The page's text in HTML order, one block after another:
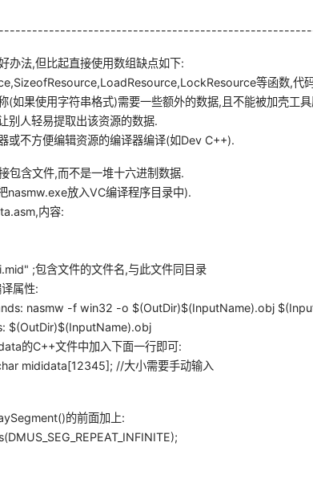
办法,但比起直接使用数组缺点如下:
等函数,代
(如果使用字符串格式)需要一些额外的数据,且不能被加壳工
别人轻易提取出该资源的数据.
或不方便编辑资源的编译器编译(如Dev C++).
包含文件,而不是一堆十六进制数据.
nasmw.exe放入VC编译程序目录中).
内容:
;包含文件的文件名,与此文件同目录
属性:
nasmw -f win32 -o $(OutDir)$(InputName).obj
$(OutDir)$(InputName).obj
的C++文件中加入下面一行即可:
mididata[12345]; //大小需要手动输入
的前面加上: